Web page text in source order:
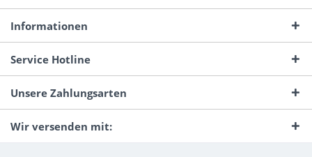
Informationen
Service Hotline
Unsere Zahlungsarten
Wir versenden mit: